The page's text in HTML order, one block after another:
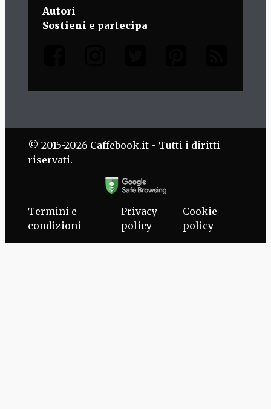
Autori
Sostieni e partecipa
© 2015-2026 Caffebook.it - Tutti i diritti
riservati.
Termini e
condizioni
Privacy
policy
Cookie
policy